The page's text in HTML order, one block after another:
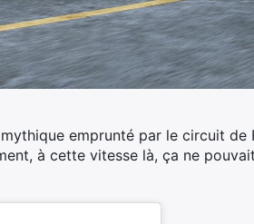
emprunté par le circuit de
à cette vitesse là, ça ne